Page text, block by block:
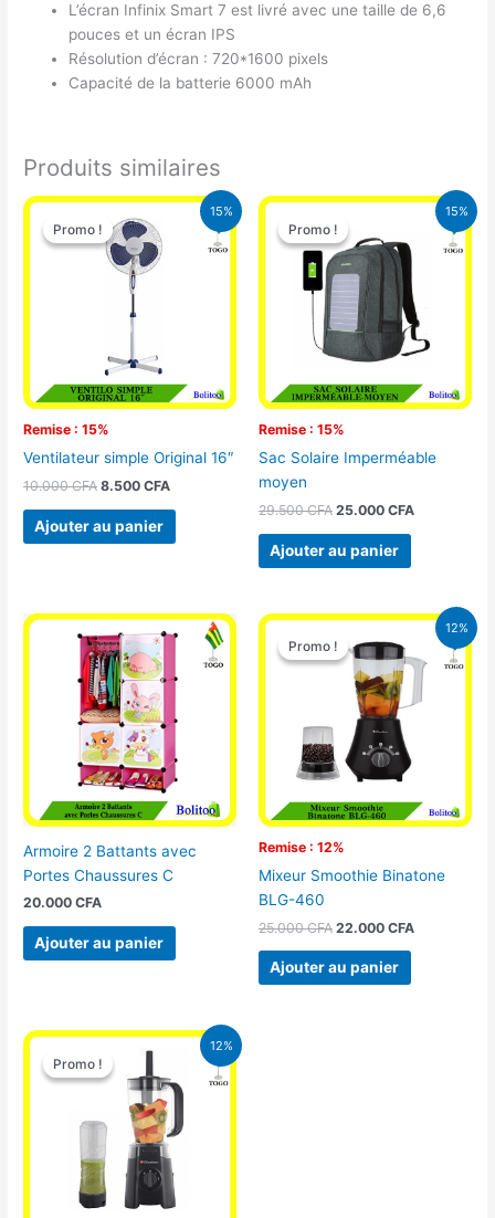
L’écran Infinix Smart 7 est livré avec une taille de 6,6
pouces et un écran IPS
Résolution d’écran : 720*1600 pixels
Capacité de la batterie 6000 mAh
Produits similaires
15%
Promo !
Remise : 15%
Promo !
Ventilateur simple Original 16″
10.000CFA
Le
prix
initial
était :
10.000 CFA.
8.500CFA
Le
Ajouter au panier
15%
Promo !
Remise : 15%
Promo !
Sac Solaire Imperméable
moyen
29.500CFA
Le
prix
initial
était :
29.500 CFA.
25.000 CFA
Le
prix
actuel
Ajouter au panier
Armoire 2 Battants avec
Portes Chaussures C
20.000CFA
Ajouter au panier
12%
Promo !
Remise : 12%
Promo !
Mixeur Smoothie Binatone
BLG-460
25.000CFA
Le
prix
initial
était :
25.000 CFA.
22.000 CFA
Le
prix
actuel
est :
Ajouter au panier
12%
Promo !
Promo !
Le
prix
initial
était :
25.000 CFA.
Le
prix
actuel
est :